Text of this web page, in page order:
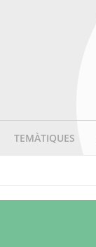
TEMÀTIQUES